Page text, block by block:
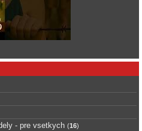
- pre vsetkych (16)